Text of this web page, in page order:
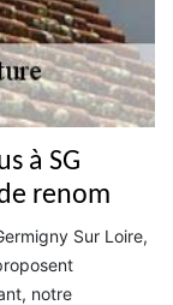
à SG
renom
Sur Loire,
notre